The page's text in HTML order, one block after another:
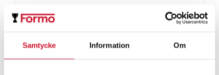
Samtycke Information Om
ArtikelNr:9455E